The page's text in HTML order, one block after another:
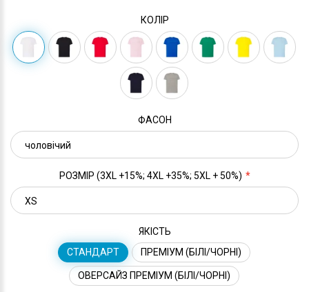
КОЛІР
ФАСОН
РОЗМІР (3XL +15%; 4XL +35%; 5XL + 50%)
ЯКІСТЬ
СТАНДАРТ
ПРЕМІУМ (БІЛІ/ЧОРНІ)
ОВЕРСАЙЗ ПРЕМІУМ (БІЛІ/ЧОРНІ)